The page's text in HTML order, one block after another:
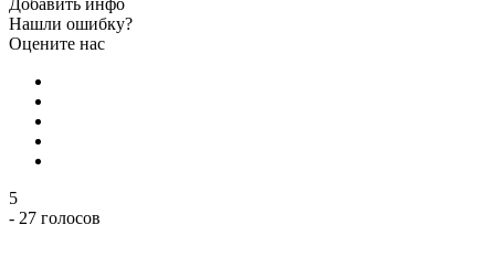
Добавить инфо
Нашли ошибку?
Оцените нас
5
- 27 голосов